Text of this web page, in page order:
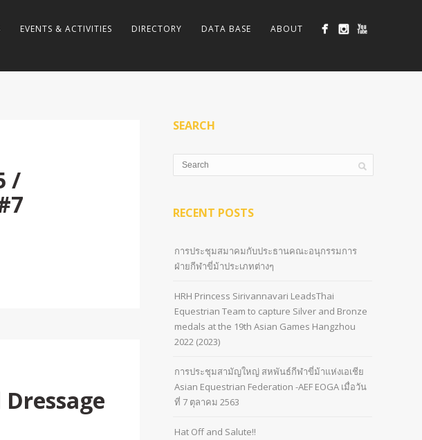
EVENTS & ACTIVITIES DIRECTORY DATA BASE ABOUT
/
SEARCH
RECENT POSTS
การประชุมสมาคมกับประธานคณะอนุกรรมการ
ฝ่ายกีฬาขี่ม้าประเภทต่างๆ
HRH Princess Sirivannavari LeadsThai
Equestrian Team to capture Silver and Bronze
medals at the 19th Asian Games Hangzhou
2022 (2023)
การประชุมสามัญใหญ่ สหพันธ์กีฬาขี่ม้าแห่งเอเชีย
Asian Equestrian Federation -AEF EOGA เมื่อวัน
ที่ 7 ตุลาคม 2563
Hat Off and Salute!!